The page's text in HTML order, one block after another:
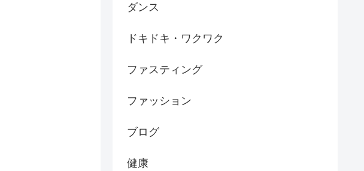
ダンス
ドキドキ・ワクワク
ファスティング
ファッション
ブログ
健康